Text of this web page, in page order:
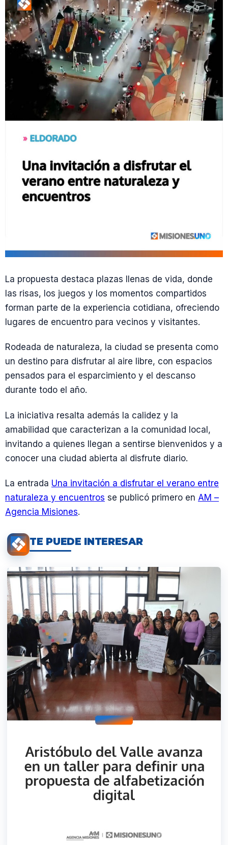
La propuesta destaca plazas llenas de vida, donde
las risas, los juegos y los momentos compartidos
forman parte de la experiencia cotidiana, ofreciendo
lugares de encuentro para vecinos y visitantes.
Rodeada de naturaleza, la ciudad se presenta como
un destino para disfrutar al aire libre, con espacios
pensados para el esparcimiento y el descanso
durante todo el año.
La iniciativa resalta además la calidez y la
amabilidad que caracterizan a la comunidad local,
invitando a quienes llegan a sentirse bienvenidos y a
conocer una ciudad abierta al disfrute diario.
La entrada Una invitación a disfrutar el verano entre
naturaleza y encuentros se publicó primero en AM –
Agencia Misiones.
TE PUEDE INTERESAR